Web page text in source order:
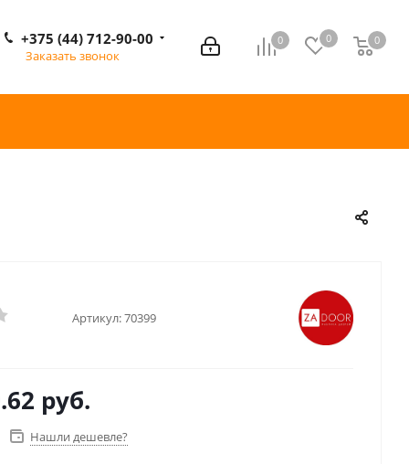
0 0 0
0
+375 (44) 712-90-00
Заказать звонок
Артикул:70399
руб.
Нашли дешевле?